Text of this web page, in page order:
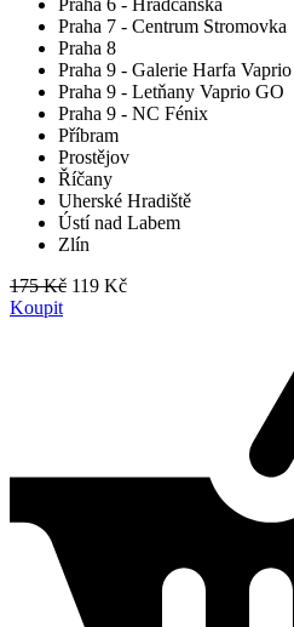
Praha 6 - Hradčanská
Praha 7 - Centrum Stromovka
Praha 8
Praha 9 - Galerie Harfa
Praha 9 - Letňany Vaprio GO
Praha 9 - NC Fénix
Příbram
Prostějov
Říčany
Uherské Hradiště
Ústí nad Labem
Zlín
175 Kč 119 Kč
Koupit